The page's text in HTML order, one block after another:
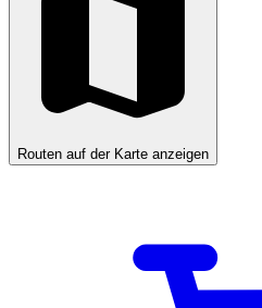
Routen auf der Karte anzeigen